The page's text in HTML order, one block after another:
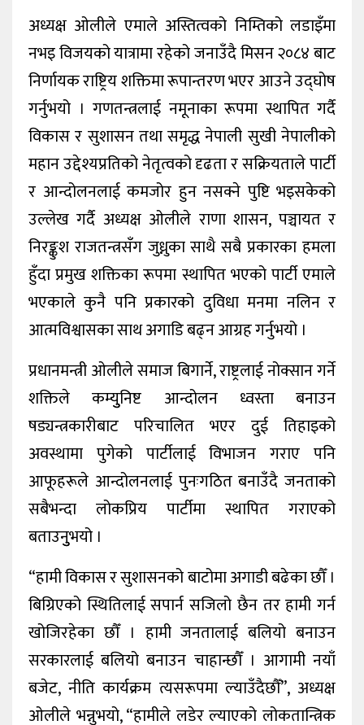
अध्यक्ष ओलीले एमाले अस्तित्वको निम्तिको लडाइँमा
नभइ विजयको यात्रामा रहेको जनाउँदै मिसन २०८४ बाट
निर्णायक राष्ट्रिय शक्तिमा रूपान्तरण भएर आउने उद्घोष
गर्नुभयो । गणतन्त्रलाई नमूनाका रूपमा स्थापित गर्दै
विकास र सुशासन तथा समृद्ध नेपाली सुखी नेपालीको
महान उद्देश्यप्रतिको नेतृत्वको दृढता र सक्रियताले पार्टी
र आन्दोलनलाई कमजोर हुन नसक्ने पुष्टि भइसकेको
उल्लेख गर्दै अध्यक्ष ओलीले राणा शासन, पञ्चायत र
निरङ्कुश राजतन्त्रसँग जुध्नुका साथै सबै प्रकारका हमला
हुँदा प्रमुख शक्तिका रूपमा स्थापित भएको पार्टी एमाले
भएकाले कुनै पनि प्रकारको दुविधा मनमा नलिन र
आत्मविश्वासका साथ अगाडि बढ्न आग्रह गर्नुभयो ।
प्रधानमन्त्री ओलीले समाज बिगार्ने, राष्ट्रलाई नोक्सान गर्ने
शक्तिले कम्युुनिष्ट आन्दोलन ध्वस्ता बनाउन
षड्यन्त्रकारीबाट परिचालित भएर दुई तिहाइको
अवस्थामा पुगेको पार्टीलाई विभाजन गराए पनि
आफूहरूले आन्दोलनलाई पुनःगठित बनाउँदै जनताको
सबैभन्दा लोकप्रिय पार्टीमा स्थापित गराएको
बताउनुुभयो ।
“हामी विकास र सुशासनको बाटोमा अगाडी बढेका छौँ ।
बिग्रिएको स्थितिलाई सपार्न सजिलो छैन तर हामी गर्न
खोजिरहेका छौँ । हामी जनतालाई बलियो बनाउन
सरकारलाई बलियो बनाउन चाहान्छौँ । आगामी नयाँ
बजेट, नीति कार्यक्रम त्यसरूपमा ल्याउँदैछौँ”, अध्यक्ष
ओलीले भन्नुभयो, “हामीले लडेर ल्याएको लोकतान्त्रिक